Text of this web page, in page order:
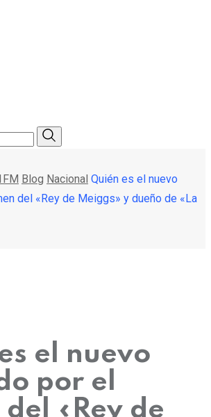
Blog Nacional Quién es el nuevo
del «Rey de Meiggs» y dueño de «La
el nuevo
por el
«Rey de